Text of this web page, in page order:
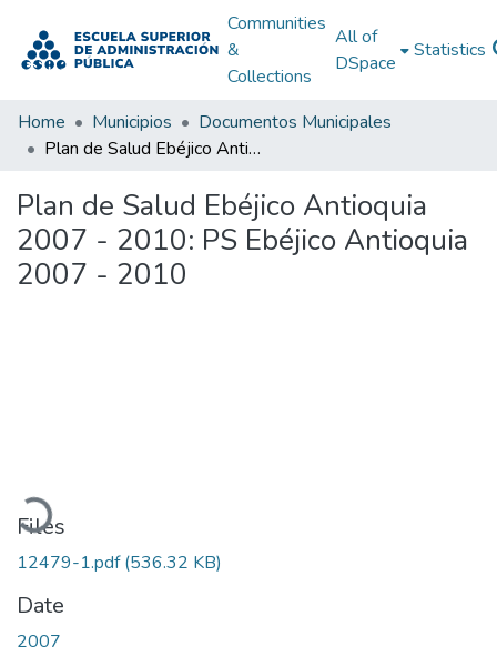
Communities
&
Collections
All of
DSpace
Statistics
Home Municipios
Documentos Municipales
Plan de Salud Ebéjico Antioquia 2007 - 2010: PS Ebéjico Antioquia 2007 - 2010
Plan de Salud Ebéjico Antioquia
2007 - 2010: PS Ebéjico Antioquia
2007 - 2010
Loading...
Files
12479-1.pdf(536.32 KB)
Date
2007